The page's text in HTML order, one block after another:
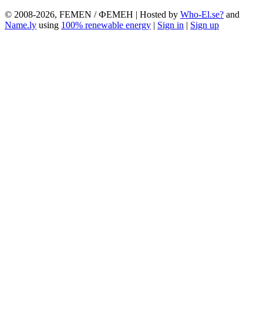
© 2008-2026, FEMEN / ФЕМЕН | Hosted by Who-El.se? and
Name.ly using 100% renewable energy | Sign in | Sign up